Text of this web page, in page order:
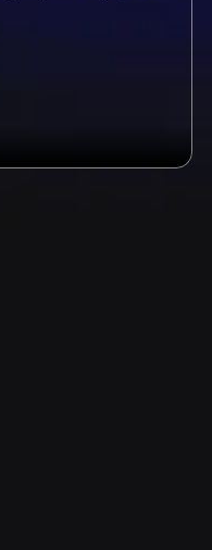
日） - 時間：
公告為準） - 地
（台北時間，
網站與全家便
票系統公告為
/ NT$4,800 /
礙優先席）
員限購 4 張。全
，若需自行選位請
票僅接受已完成手
會員購買，建議購